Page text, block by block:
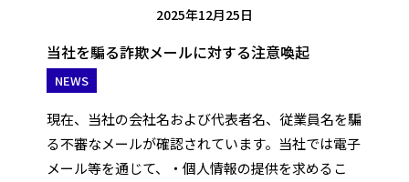
2025年12月25日
当社を騙る詐欺メールに対する注意喚起
NEWS
現在、当社の会社名および代表者名、従業員名を騙
る不審なメールが確認されています。当社では電子
メール等を通じて、・個人情報の提供を求めるこ